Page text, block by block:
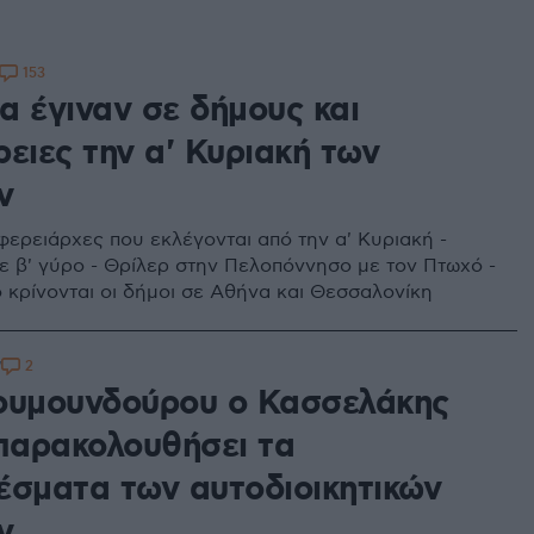
έγιναν σε δήμους και
την α' Κυριακή των
που εκλέγονται από την α' Κυριακή -
β' γύρο - Θρίλερ στην Πελοπόννησο με τον Πτωχό -
οι δήμοι σε Αθήνα και Θεσσαλονίκη
153
ο Κασσελάκης
τα
των αυτοδιοικητικών
2